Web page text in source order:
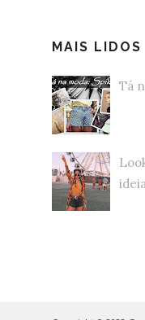
MAIS LIDOS
Tá